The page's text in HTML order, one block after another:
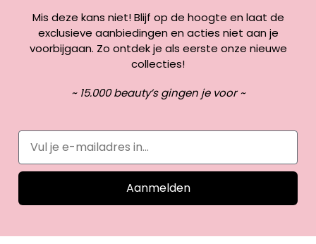
Mis deze kans niet! Blijf op de hoogte en laat de
exclusieve aanbiedingen en acties niet aan je
voorbijgaan. Zo ontdek je als eerste onze nieuwe
collecties!
~ 15.000 beauty’s gingen je voor ~
Aanmelden